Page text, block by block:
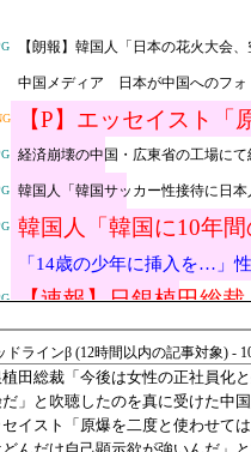
【朗報】韓国人「日本の花火大会
中国メディア 日本が中国へのフォ
【P】エッセイスト
即ブロック
経済崩壊の中国・広東省の工場に
韓国人「韓国サッカー性接待に日本
韓国人「韓国に10年
FIFA公式制裁を海外
「14歳の少年に挿入を…」
態
【速報】日銀植田総
「日本は危険だ」と
った結果……
【悲報】極左活動家、平和
ワイルドベリーズ経営陣、
【東京】東京駅近くに「地下シェ